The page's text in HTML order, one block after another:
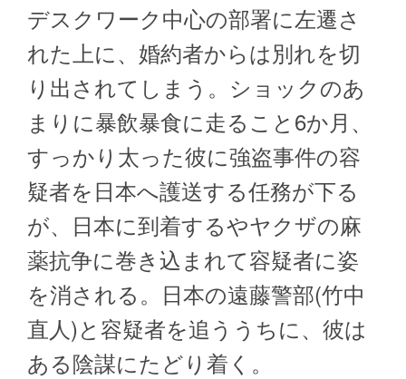
デスクワーク中心の部署に左遷さ
れた上に、婚約者からは別れを切
り出されてしまう。ショックのあ
まりに暴飲暴食に走ること6か月、
すっかり太った彼に強盗事件の容
疑者を日本へ護送する任務が下る
が、日本に到着するやヤクザの麻
薬抗争に巻き込まれて容疑者に姿
を消される。日本の遠藤警部(竹中
直人)と容疑者を追ううちに、彼は
ある陰謀にたどり着く。